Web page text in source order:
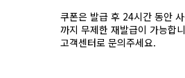
쿠폰은 발급 후 24시간 동안
까지 무제한 재발급이 가능합
고객센터로 문의주세요.